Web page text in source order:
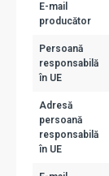
E-mail
producător
Persoană
responsabilă
în UE
Adresă
persoană
responsabilă
în UE